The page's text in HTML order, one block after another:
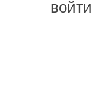
войти